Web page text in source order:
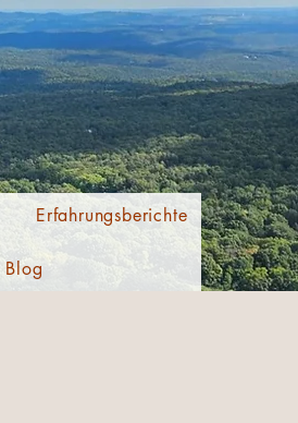
Erfahrungsberichte
Blog